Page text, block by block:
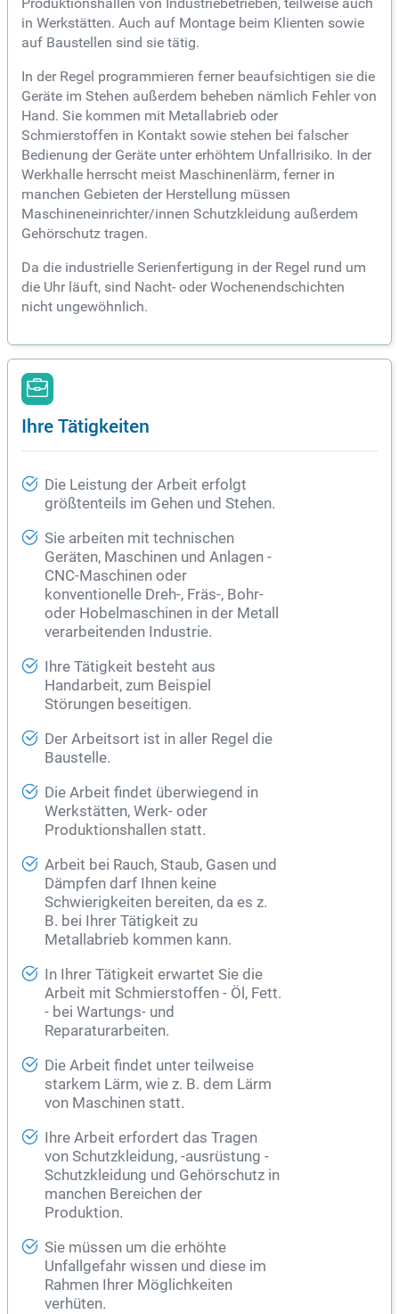
Produktionshallen von Industriebetrieben, teilweise auch
in Werkstätten. Auch auf Montage beim Klienten sowie
auf Baustellen sind sie tätig.
In der Regel programmieren ferner beaufsichtigen sie die
Geräte im Stehen außerdem beheben nämlich Fehler von
Hand. Sie kommen mit Metallabrieb oder
Schmierstoffen in Kontakt sowie stehen bei falscher
Bedienung der Geräte unter erhöhtem Unfallrisiko. In der
Werkhalle herrscht meist Maschinenlärm, ferner in
manchen Gebieten der Herstellung müssen
Maschineneinrichter/innen Schutzkleidung außerdem
Gehörschutz tragen.
Da die industrielle Serienfertigung in der Regel rund um
die Uhr läuft, sind Nacht- oder Wochenendschichten
nicht ungewöhnlich.
Ihre Tätigkeiten
Die Leistung der Arbeit erfolgt
größtenteils im Gehen und Stehen.
Sie arbeiten mit technischen
Geräten, Maschinen und Anlagen -
CNC-Maschinen oder
konventionelle Dreh-, Fräs-, Bohr-
oder Hobelmaschinen in der Metall
verarbeitenden Industrie.
Ihre Tätigkeit besteht aus
Handarbeit, zum Beispiel
Störungen beseitigen.
Der Arbeitsort ist in aller Regel die
Baustelle.
Die Arbeit findet überwiegend in
Werkstätten, Werk- oder
Produktionshallen statt.
Arbeit bei Rauch, Staub, Gasen und
Dämpfen darf Ihnen keine
Schwierigkeiten bereiten, da es z.
B. bei Ihrer Tätigkeit zu
Metallabrieb kommen kann.
In Ihrer Tätigkeit erwartet Sie die
Arbeit mit Schmierstoffen - Öl, Fett.
- bei Wartungs- und
Reparaturarbeiten.
Die Arbeit findet unter teilweise
starkem Lärm, wie z. B. dem Lärm
von Maschinen statt.
Ihre Arbeit erfordert das Tragen
von Schutzkleidung, -ausrüstung -
Schutzkleidung und Gehörschutz in
manchen Bereichen der
Produktion.
Sie müssen um die erhöhte
Unfallgefahr wissen und diese im
Rahmen Ihrer Möglichkeiten
verhüten.